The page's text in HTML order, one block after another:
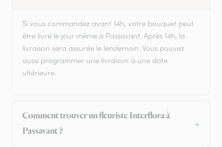
Si vous commandez avant 14h, votre bouquet peut
être livré le jour même à Passavant. Après 14h, la
livraison sera assurée le lendemain. Vous pouvez
aussi programmer une livraison à une date
ultérieure.
Comment trouver un fleuriste Interflora à
Passavant ?